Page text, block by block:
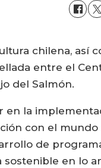
chilena, así
entre el
del Salmón.
en la
con el
de
sostenible en lo